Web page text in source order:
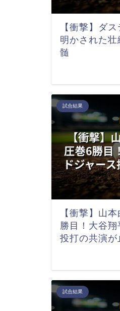
【衝撃】ダ
明かされた
髄
試合結果
【衝撃】山
勝目！大谷
投打の共演が
試合結果